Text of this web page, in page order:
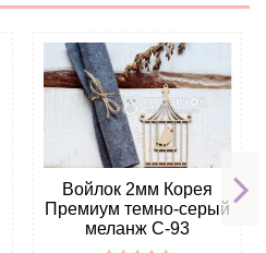
Войлок 2мм Корея
Премиум темно-серый
меланж C-93